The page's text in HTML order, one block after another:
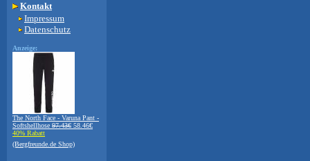
Kontakt
Impressum
Datenschutz
Anzeige:
The North Face - Varuna Pant -
Softshellhose 97.43€ 58.46€
40% Rabatt
(Bergfreunde.de Shop)